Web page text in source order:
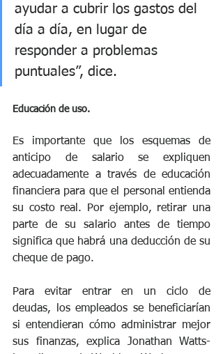
ayudar a cubrir los gastos del
día a día, en lugar de
responder a problemas
puntuales”, dice.
Educación de uso.
Es importante que los esquemas de
anticipo de salario se expliquen
adecuadamente a través de educación
financiera para que el personal entienda
su costo real. Por ejemplo, retirar una
parte de su salario antes de tiempo
significa que habrá una deducción de su
cheque de pago.
Para evitar entrar en un ciclo de
deudas, los empleados se beneficiarían
si entendieran cómo administrar mejor
sus finanzas, explica Jonathan Watts-